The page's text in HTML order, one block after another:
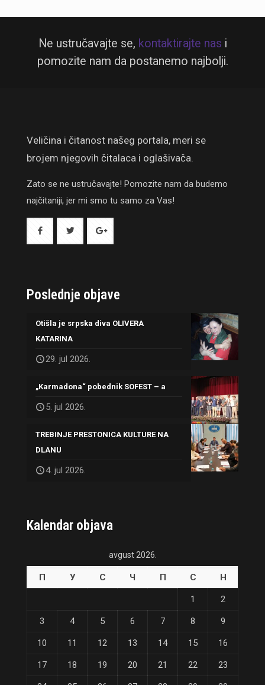
Ne ustručavajte se, kontaktirajte nas i
pomozite nam da postanemo najbolji.
Veličina i čitanost našeg portala, meri se
brojem njegovih čitalaca i oglašivača.
Zato se ne ustručavajte! Pomozite nam da budemo
najčitaniji, jer mi smo tu samo za Vas!
Poslednje objave
Otišla je srpska diva OLIVERA
KATARINA
29. jul 2026.
„Karmadona“ pobednik SOFEST – a
5. jul 2026.
TREBINJE PRESTONICA KULTURE NA
DLANU
4. jul 2026.
Kalendar objava
avgust 2026.
П У С Ч П С Н
1 2
3 4 5 6 7 8 9
10 11 12 13 14 15 16
17 18 19 20 21 22 23